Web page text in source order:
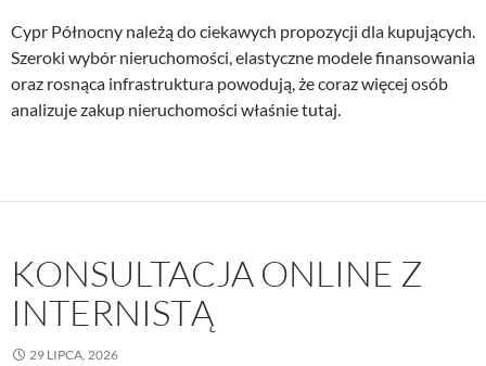
Cypr Północny należą do ciekawych propozycji dla kupujących.
Szeroki wybór nieruchomości, elastyczne modele finansowania
oraz rosnąca infrastruktura powodują, że coraz więcej osób
analizuje zakup nieruchomości właśnie tutaj.
KONSULTACJA ONLINE Z
INTERNISTĄ
29 LIPCA, 2026